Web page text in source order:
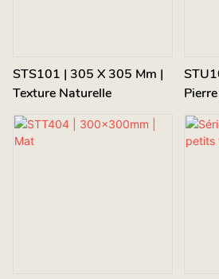
STS101 | 305 X 305 Mm |
Texture Naturelle